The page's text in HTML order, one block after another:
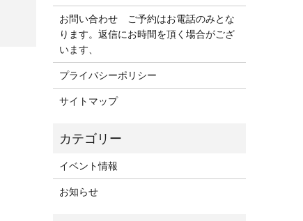
お問い合わせ ご予約はお電話のみとな
ります。返信にお時間を頂く場合がござ
います、
プライバシーポリシー
サイトマップ
イベント情報
お知らせ